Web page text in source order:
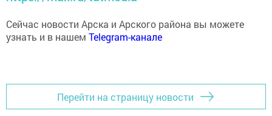
узнать и в нашемTelegram-канале
Перейти на страницу новости